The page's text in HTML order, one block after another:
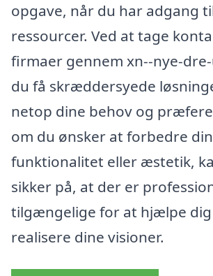
opgave, når du har adgang
ressourcer. Ved at tage
firmaer gennem xn--nye-
du få skræddersyede
netop dine behov og
om du ønsker at forbedre
funktionalitet eller æstetik,
sikker på, at der er
tilgængelige for at hjælpe dig
realisere dine visioner.